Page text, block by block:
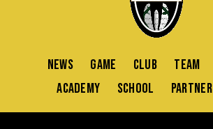
NEWS GAME CLUB TEAM
ACADEMY
SCHOOL PARTNER